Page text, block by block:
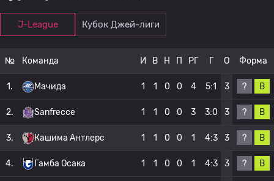
J-League Кубок Джей-лиги
№ Команда И В Н П РГ Г О Форма
1. Мачида 1 1 0 0 4 5:1 3 ? В
2. Sanfrecce 1 1 0 0 3 3:0 3 ? В
3. Кашима Антлерс 1 1 0 0 1 4:3 3 ? В
4. Гамба Осака 1 1 0 0 1 4:3 3 ? В